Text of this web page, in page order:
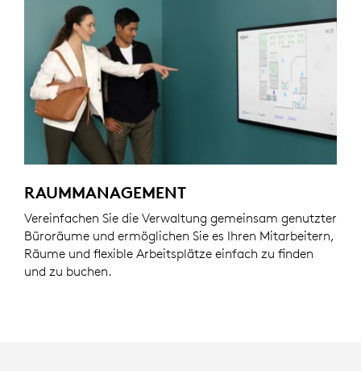
RAUMMANAGEMENT
Vereinfachen Sie die Verwaltung gemeinsam genutzter
Büroräume und ermöglichen Sie es Ihren Mitarbeitern,
Räume und flexible Arbeitsplätze einfach zu finden
und zu buchen.